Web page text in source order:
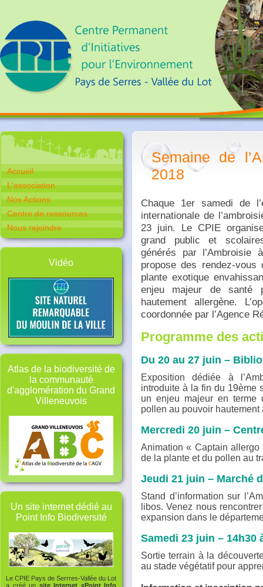
Accueil
L'association
Nos Actions
Centre de ressources
Nous rejoindre
Vidéo
Atlas de la biodiversité de
la communauté
d'agglomération du Grand
Villeneuvois
Un site internet dédié au
Point Info Biodiversité
Le CPIE Pays de Serrres-Vallée du Lot
a créé un site Internet «Point Info
Semaine de
2018
Chaque 1er samedi de
internationale de
23 juin. Le CPIE
grand public et
générés par l’Ambroisie
propose des rendez-vous
plante exotique
enjeu majeur de santé
hautement allergène.
coordonnée par l’Agence
Programme des
Du 20 au 27 juin –
Exposition dédiée à
introduite à la fin du 19ème
un enjeu majeur en terme
pollen au pouvoir hautement
Mercredi 20 juin –
Animation « Captain
de la plante et du pollen au
Jeudi 21 juin – Marché
Stand d’information sur
libos. Venez nous
expansion dans le
Samedi 23 juin – 14h30
Sortie terrain à la
au stade végétatif pour